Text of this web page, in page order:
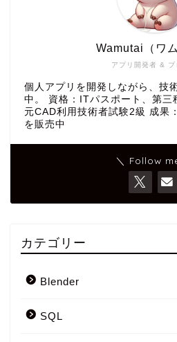
アプリ開発者 &
Wamutai（ワム
個人アプリを開発しながら、技
中。 資格：ITパスポート、第三
元CAD利用技術者試験2級 成果
を販売中
＼ Follow
カテゴリー
Blender
SQL